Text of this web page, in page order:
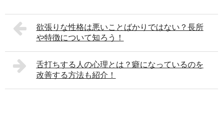
欲張りな性格は悪いことばかりではない？長所
や特徴について知ろう！
舌打ちする人の心理とは？癖になっているのを
改善する方法も紹介！